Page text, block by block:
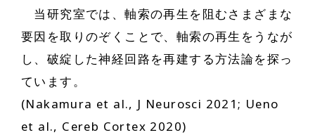
当研究室では、軸索の再生を阻むさまざまな
要因を取りのぞくことで、軸索の再生をうなが
し、破綻した神経回路を再建する方法論を探っ
ています。
(Nakamura et al., J Neurosci 2021; Ueno
et al., Cereb Cortex 2020)